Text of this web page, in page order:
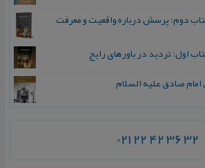
دوم: پرسش درباره واقعیت و معرفت
اول: تردید در باورهای رایج
صادق علیه السلام
021 22 42 36 32